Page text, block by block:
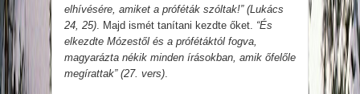
elhívésére, amiket a próféták szóltak!” (Lukács
24, 25) . Majd ismét tanítani kezdte őket. “És
elkezdte Mózestől és a prófétáktól fogva,
magyarázta nékik minden írásokban, amik őfelőle
megírattak” (27. vers)